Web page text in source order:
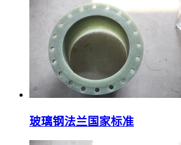
玻璃钢法兰国家标准